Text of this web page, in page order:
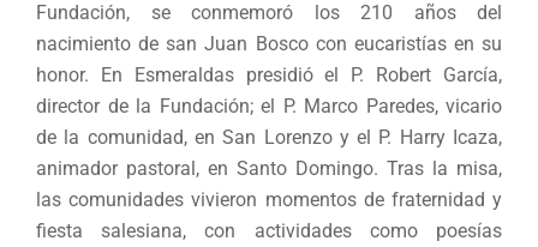
Fundación, se conmemoró los 210 años del
nacimiento de san Juan Bosco con eucaristías en su
honor. En Esmeraldas presidió el P. Robert García,
director de la Fundación; el P. Marco Paredes, vicario
de la comunidad, en San Lorenzo y el P. Harry Icaza,
animador pastoral, en Santo Domingo. Tras la misa,
las comunidades vivieron momentos de fraternidad y
fiesta salesiana, con actividades como poesías